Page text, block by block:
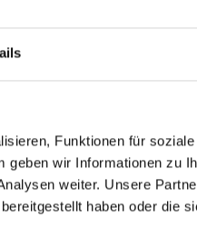
Funktionen für
wir Informationen zu
weiter. Unsere
haben oder die
Bäcker'